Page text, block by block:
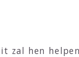
zal hen